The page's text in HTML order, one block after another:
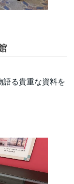
語る貴重な資料を